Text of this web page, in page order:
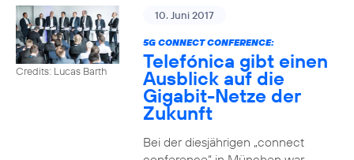
Credits: Lucas Barth
10. Juni 2017
5G CONNECT CONFERENCE:
Telefónica gibt einen
Ausblick auf die
Gigabit-Netze der
Zukunft
Bei der diesjährigen „connect